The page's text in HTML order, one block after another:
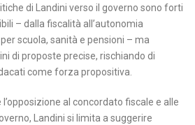
di Landini verso il governo sono forti
– dalla fiscalità all’autonomia
scuola, sanità e pensioni – ma
di proposte precise, rischiando di
come forza propositiva.
al concordato fiscale e alle
Landini si limita a suggerire